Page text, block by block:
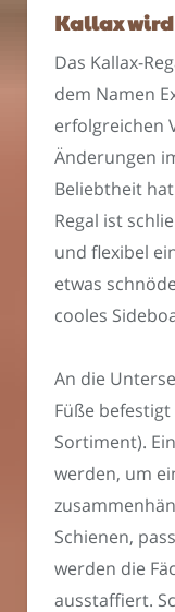
Kallax wird
Das Kallax-
dem Namen
erfolgreichen
Änderungen
Beliebtheit
Regal ist
und flexibel
etwas
cooles
An die
Füße
Sortiment).
werden, um
Schienen,
werden die
ausstaffiert.